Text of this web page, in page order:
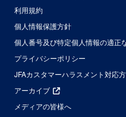
利用規約
個人情報保護方針
個人番号及び特定個人情報の適正
プライバシーポリシー
JFAカスタマーハラスメント対応
アーカイブ
メディアの皆様へ